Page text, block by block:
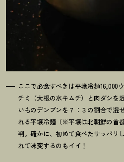
ここで必食すべきは平壌冷麺16,000
チミ（大根の水キムチ）と肉ダシを
いものデンプンを７：３の割合で混
れる平壌冷麺（※平壌は北朝鮮の首
判。確かに、初めて食べたサッパリ
れて味変するのもイイ ！